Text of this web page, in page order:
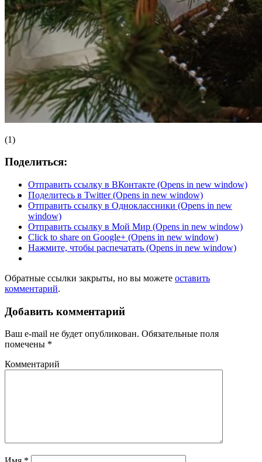
(1)
Поделиться:
Отправить ссылку в ВКонтакте (Opens in new window)
Поделитесь в Twitter (Opens in new window)
Отправить ссылку в Одноклассники (Opens in new
window)
Отправить ссылку в Мой Мир (Opens in new window)
Click to share on Google+ (Opens in new window)
Нажмите, чтобы распечатать (Opens in new window)
Обратные ссылки закрыты, но вы можете оставить
комментарий.
Добавить комментарий
Ваш e-mail не будет опубликован. Обязательные поля
помечены *
Комментарий